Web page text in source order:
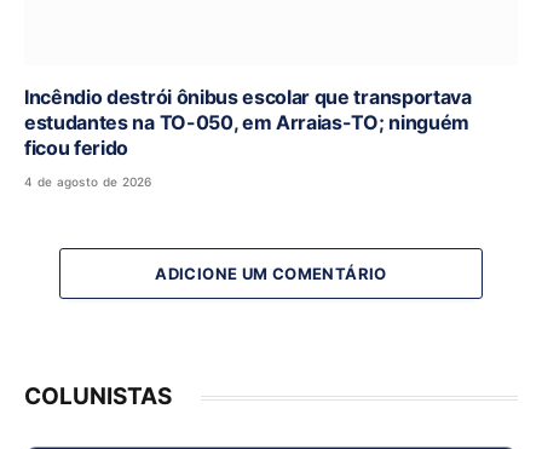
Incêndio destrói ônibus escolar que transportava
estudantes na TO-050, em Arraias-TO; ninguém
ficou ferido
4 de agosto de 2026
ADICIONE UM COMENTÁRIO
COLUNISTAS